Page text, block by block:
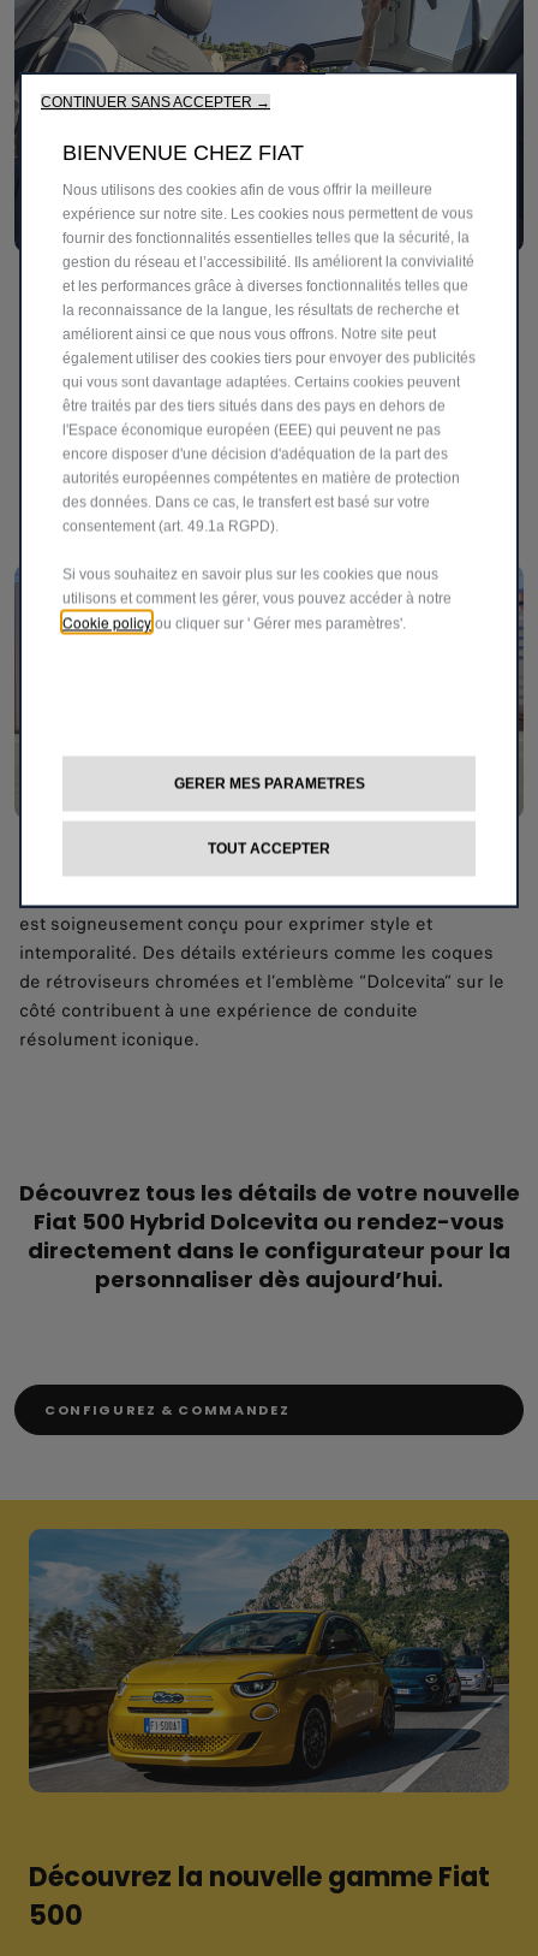
Un charme naturel
Avec son tableau de bord Ice White brillant, ses finitions
chromées, ses sièges iconiques en pied-de-poule avec
logo FIAT et son volant gainé de cuir, la 500 Hybrid
Dolcevita associe confort, caractère et charme italien
décontracté.
Une icône, sublimée dans les moindres détails
est soigneusement conçu pour exprimer style et
intemporalité. Des détails extérieurs comme les coques
de rétroviseurs chromées et l’emblème “Dolcevita” sur le
côté contribuent à une expérience de conduite
résolument iconique.
Découvrez tous les détails de votre nouvelle
Fiat 500 Hybrid Dolcevita ou rendez-vous
directement dans le configurateur pour la
personnaliser dès aujourd’hui.
CONFIGUREZ & COMMANDEZ
Découvrez la nouvelle gamme Fiat
500
CONTINUER SANS ACCEPTER →
BIENVENUE CHEZ FIAT
Nous utilisons des cookies afin de vous offrir la meilleure
expérience sur notre site. Les cookies nous permettent de vous
fournir des fonctionnalités essentielles telles que la sécurité, la
gestion du réseau et l’accessibilité. Ils améliorent la convivialité
et les performances grâce à diverses fonctionnalités telles que
la reconnaissance de la langue, les résultats de recherche et
améliorent ainsi ce que nous vous offrons. Notre site peut
également utiliser des cookies tiers pour envoyer des publicités
qui vous sont davantage adaptées. Certains cookies peuvent
être traités par des tiers situés dans des pays en dehors de
l'Espace économique européen (EEE) qui peuvent ne pas
encore disposer d'une décision d'adéquation de la part des
autorités européennes compétentes en matière de protection
des données. Dans ce cas, le transfert est basé sur votre
consentement (art. 49.1a RGPD).
Si vous souhaitez en savoir plus sur les cookies que nous
utilisons et comment les gérer, vous pouvez accéder à notre
Cookie policy ou cliquer sur ' Gérer mes paramètres'.
GERER MES PARAMETRES
TOUT ACCEPTER